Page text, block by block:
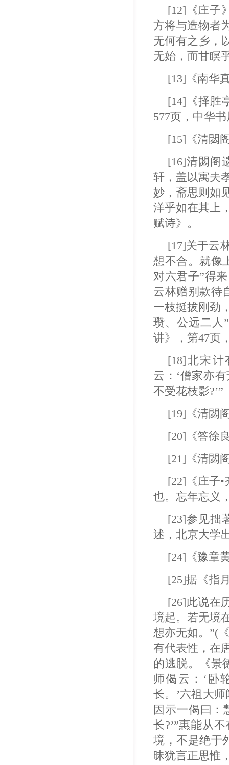
[12]《庄子
方将与造物者
无何有之乡，
无始，而甘瞑
[13]《南华
[14]《择胜
577页，中华
[15]《清閟
[16]清閟阁
轩，盖以寓夫
妙，斋思则如
洋乎如在其上
赋诗》。
[17]关于云
想不合。就像
对六君子”得
云林赠别款待
一枝挺拔刚劲
瓒、公远二人
讲》，第47页
[18]北宋
云：‘僧家亦
不受花枝影?’”
[19]《清閟
[20]《答徐
[21]《清閟
[22]《庄子
也。忘年忘义
[23]参见拙
述，北京大学
[24]《豫章
[25]据《指
[26]此说在
境起。若无境
想亦无如。”(
有代表性，在
的逃脱。《景
师偈云：‘卧
长。’六祖大
因示一偈曰：
长?’”惠能从
境，不是绝于
昧犹言正思惟